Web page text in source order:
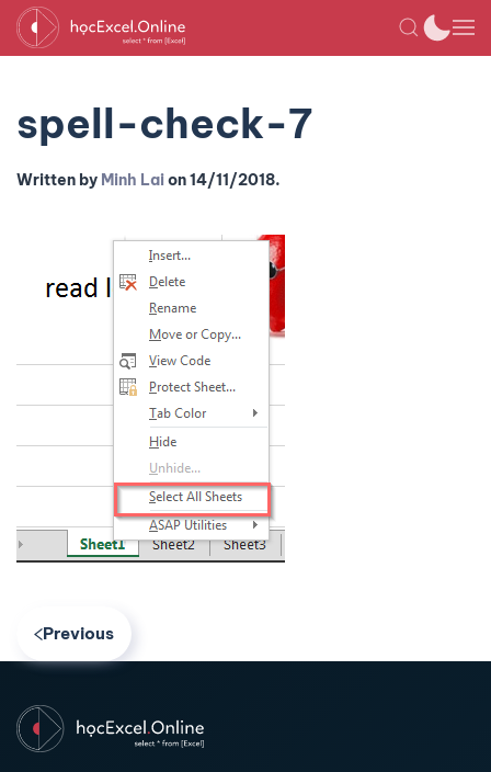
spell-check-7
Written by Minh Laion14/11/2018.
Previous